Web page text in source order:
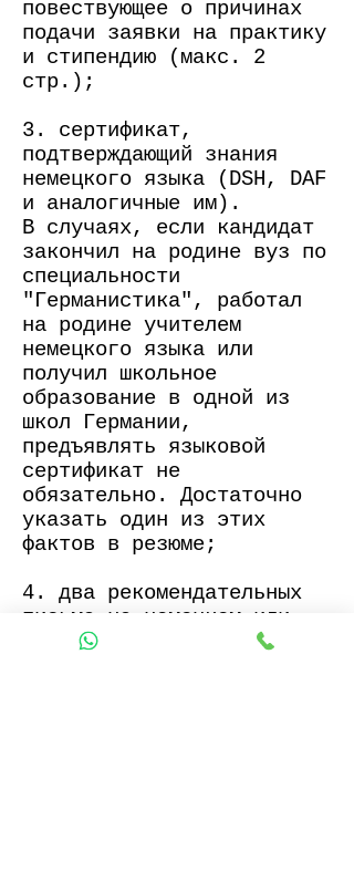
повествующее о причинах
подачи заявки на практику
и стипендию (макс. 2
стр.);
3. сертификат,
подтверждающий знания
немецкого языка (DSH, DAF
и аналогичные им).
В случаях, если кандидат
закончил на родине вуз по
специальности
"Германистика", работал
на родине учителем
немецкого языка или
получил школьное
образование в одной из
школ Германии,
предъявлять языковой
сертификат не
обязательно. Достаточно
указать один из этих
фактов в резюме;
4. два рекомендательных
письма на немецком или
английском языках. Одно